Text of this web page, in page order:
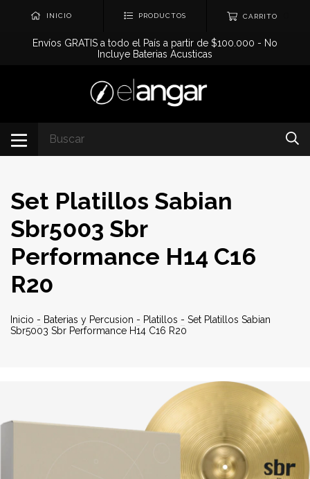
INICIO PRODUCTOS CARRITO
Envíos GRATIS a todo el País a partir de $100.000 - No
Incluye Baterias Acusticas
Set Platillos Sabian
Sbr5003 Sbr
Performance H14 C16
R20
Inicio - Baterias y Percusion - Platillos - Set Platillos Sabian
Sbr5003 Sbr Performance H14 C16 R20